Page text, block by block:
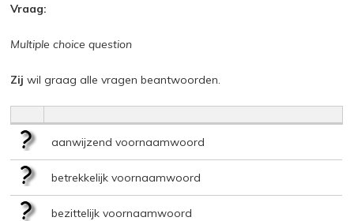
Vraag:
Multiple choice question
Zij wil graag alle vragen beantwoorden.
aanwijzend voornaamwoord
betrekkelijk voornaamwoord
bezittelijk voornaamwoord